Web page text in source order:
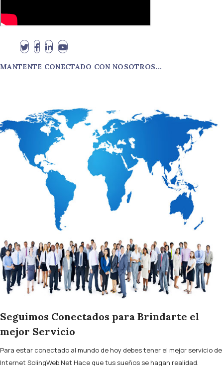
MANTENTE CONECTADO CON NOSOTROS...
Seguimos Conectados para Brindarte el
mejor Servicio
Para estar conectado al mundo de hoy debes tener el mejor servicio de
Internet SolingWeb.Net Hace que tus sueños se hagan realidad.